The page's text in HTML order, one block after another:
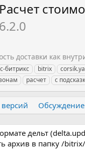
Расчет
доставки как
битрикс bitrix
расчет с
Обсуждение
дельт
архив в папку /